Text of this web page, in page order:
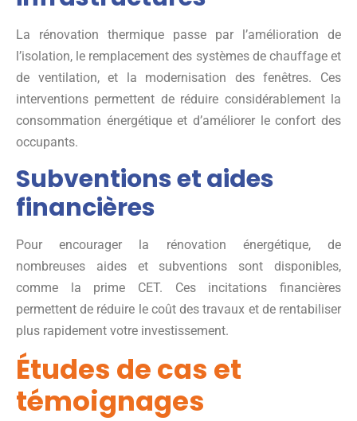
La rénovation thermique passe par l’amélioration de
l’isolation, le remplacement des systèmes de chauffage et
de ventilation, et la modernisation des fenêtres. Ces
interventions permettent de réduire considérablement la
consommation énergétique et d’améliorer le confort des
occupants.
Subventions et aides
financières
Pour encourager la rénovation énergétique, de
nombreuses aides et subventions sont disponibles,
comme la prime CET. Ces incitations financières
permettent de réduire le coût des travaux et de rentabiliser
plus rapidement votre investissement.
Études de cas et
témoignages